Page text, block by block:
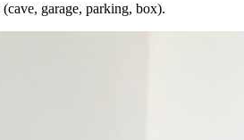
(cave, garage, parking, box).